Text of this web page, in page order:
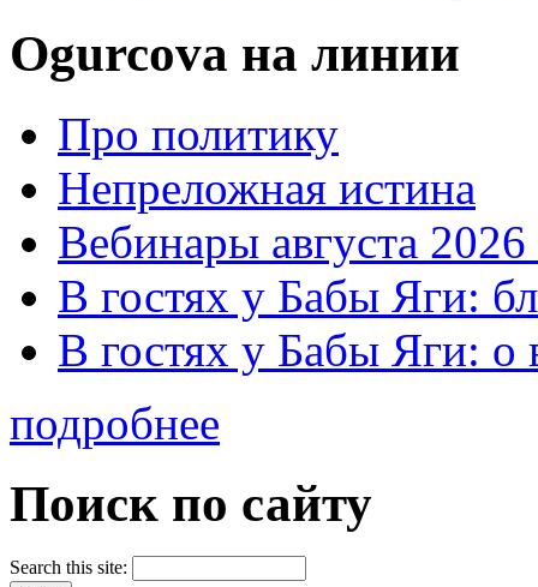
Ogurcova на линии
Про политику
Непреложная истина
Вебинары августа 2026
В гостях у Бабы Яги:
В гостях у Бабы Яги:
подробнее
Поиск по сайту
Search this site: